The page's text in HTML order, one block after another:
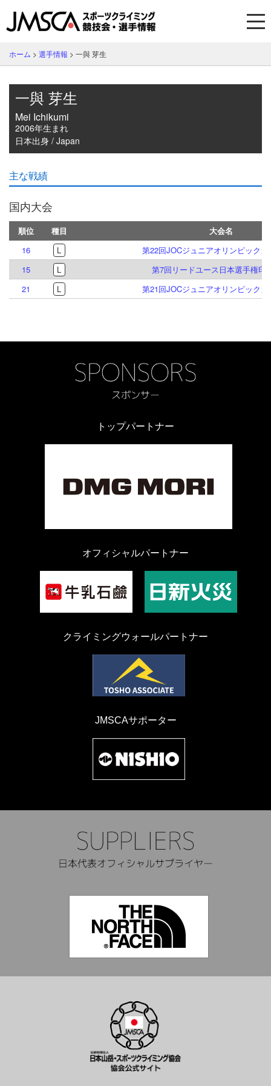
ホーム > 選手情報 > 一與 芽生
一與 芽生
Mei Ichikumi
2006年生まれ
日本出身 / Japan
主な戦績
国内大会
順位 種目
大会名
16
L
第22回JOCジュニアオリンピックカ
15
L
第7回リードユース日本選手権印
21
L 第21回JOCジュニアオリンピックカ
トップパートナー
オフィシャルパートナー
クライミングウォールパートナー
JMSCAサポーター